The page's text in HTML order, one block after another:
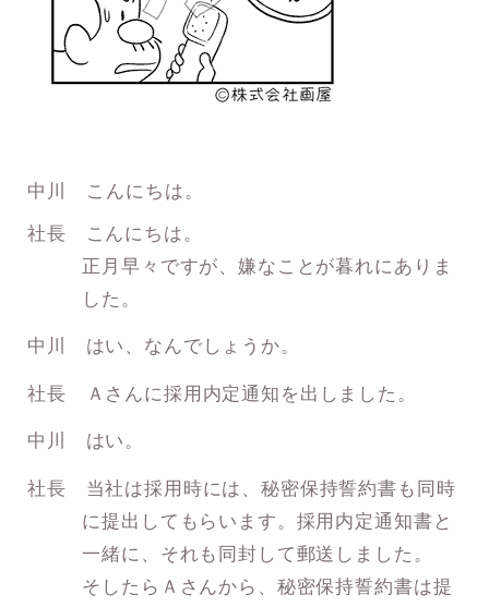
中川 こんにちは。
社長 こんにちは。
正月早々ですが、嫌なことが暮れにありま
した。
中川 はい、なんでしょうか。
社長 Ａさんに採用内定通知を出しました。
中川 はい。
社長 当社は採用時には、秘密保持誓約書も同時
に提出してもらいます。採用内定通知書と
一緒に、それも同封して郵送しました。
そしたらＡさんから、秘密保持誓約書は提